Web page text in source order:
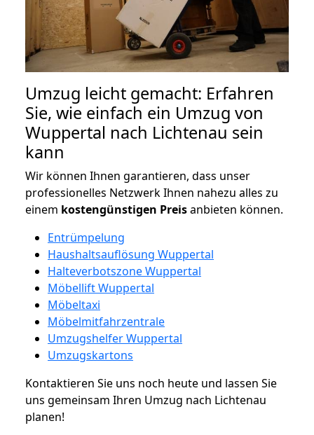
Umzug leicht gemacht: Erfahren
Sie, wie einfach ein Umzug von
Wuppertal nach Lichtenau sein
kann
Wir können Ihnen garantieren, dass unser
professionelles Netzwerk Ihnen nahezu alles zu
einem kostengünstigen Preisanbieten können.
Entrümpelung
Haushaltsauflösung Wuppertal
Halteverbotszone Wuppertal
Möbellift Wuppertal
Möbeltaxi
Möbelmitfahrzentrale
Umzugshelfer Wuppertal
Umzugskartons
Kontaktieren Sie uns noch heute und lassen Sie
uns gemeinsam Ihren Umzug nach Lichtenau
planen!